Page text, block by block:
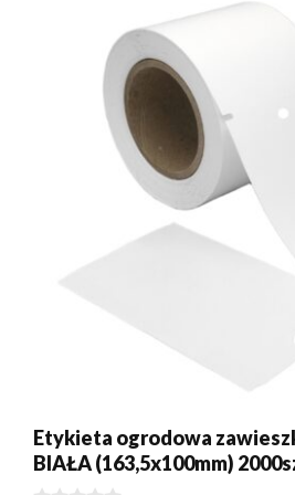
Etykieta ogrodowa
BIAŁA (163,5x100mm)